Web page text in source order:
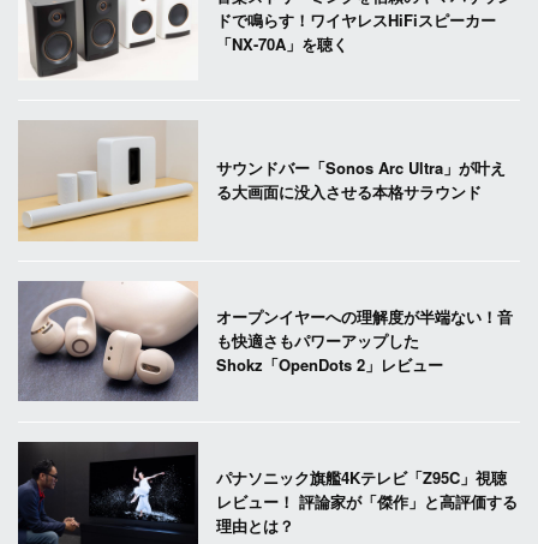
ドで鳴らす！ワイヤレスHiFiスピーカー
「NX-70A」を聴く
サウンドバー「Sonos Arc Ultra」が叶え
る大画面に没入させる本格サラウンド
オープンイヤーへの理解度が半端ない！音
も快適さもパワーアップした
Shokz「OpenDots 2」レビュー
パナソニック旗艦4Kテレビ「Z95C」視聴
レビュー！ 評論家が「傑作」と高評価する
理由とは？